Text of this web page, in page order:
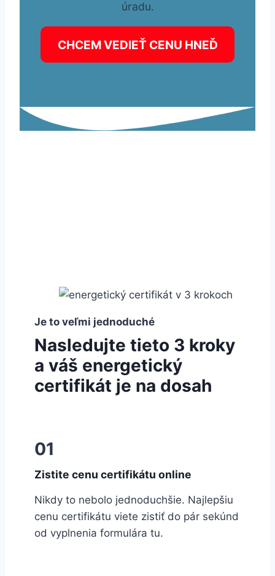
úradu.
CHCEM VEDIEŤ CENU HNEĎ
Je to veľmi jednoduché
Nasledujte tieto 3 kroky
a váš energetický
certifikát je na dosah
01
Zistite cenu certifikátu online
Nikdy to nebolo jednoduchšie. Najlepšiu
cenu certifikátu viete zistiť do pár sekúnd
od vyplnenia formulára tu.